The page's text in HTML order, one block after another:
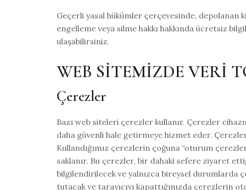
Geçerli yasal hükümler çerçevesinde, depolanan
engelleme veya silme hakkı hakkında ücretsiz
ulaşabilirsiniz.
WEB SİTEMİZDE VERİ
Çerezler
Bazı web siteleri çerezler kullanır. Çerezler
daha güvenli hale getirmeye hizmet eder.
Kullandığımız çerezlerin çoğuna “oturum
saklanır. Bu çerezler, bir dahaki sefere ziyaret
bilgilendirilecek ve yalnızca bireysel durumlarda
tutacak ve tarayıcıyı kapattığınızda çerezlerin